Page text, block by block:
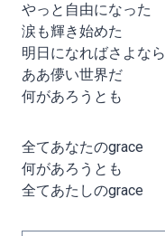
やっと自由になった
涙も輝き始めた
明日になればさよなら
ああ儚い世界だ
何があろうとも
全てあなたのgrace
何があろうとも
全てあたしのgrace